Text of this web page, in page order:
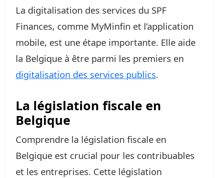
La digitalisation des services du SPF
Finances, comme MyMinfin et l’application
mobile, est une étape importante. Elle aide
la Belgique à être parmi les premiers en
digitalisation des services publics.
La législation fiscale en
Belgique
Comprendre la législation fiscale en
Belgique est crucial pour les contribuables
et les entreprises. Cette législation